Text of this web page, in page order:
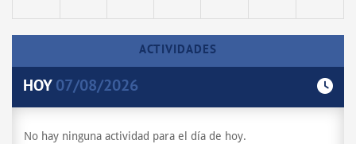
ACTIVIDADES
HOY07/08/2026
No hay ninguna actividad para el día de hoy.